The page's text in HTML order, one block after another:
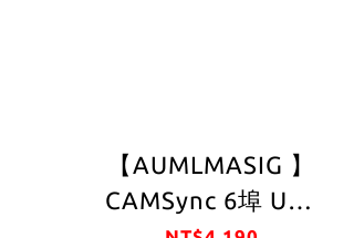
【AUMLMASIG 】
CAMSync 6埠 USB